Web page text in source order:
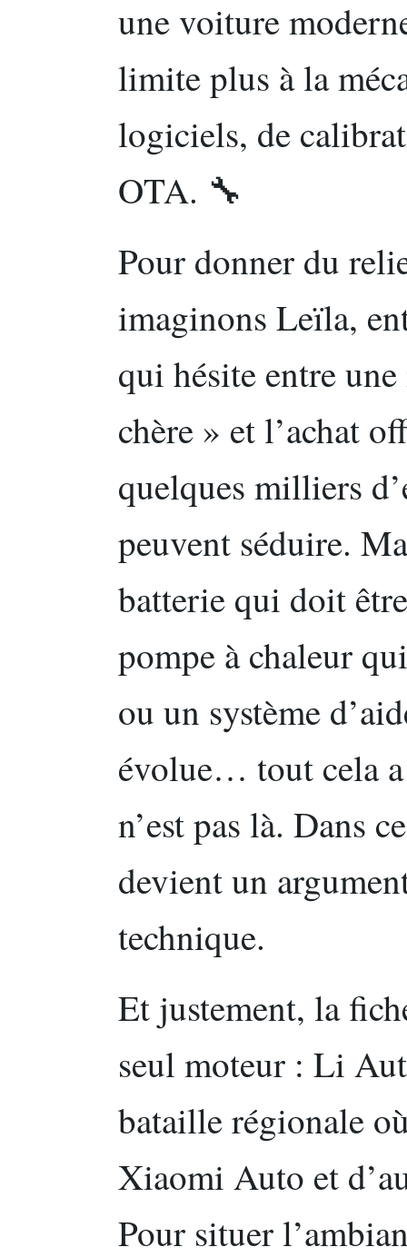
une voiture
limite plus à la
logiciels, de
OTA. 🔧
Pour donner du
imaginons Leïla,
qui hésite entre
chère » et l’achat
quelques milliers
peuvent séduire.
batterie qui doit
pompe à chaleur
ou un système
évolue… tout cela
n’est pas là. Dans
devient un
technique.
Et justement, la
seul moteur : Li
bataille régionale
Xiaomi Auto et
Pour situer